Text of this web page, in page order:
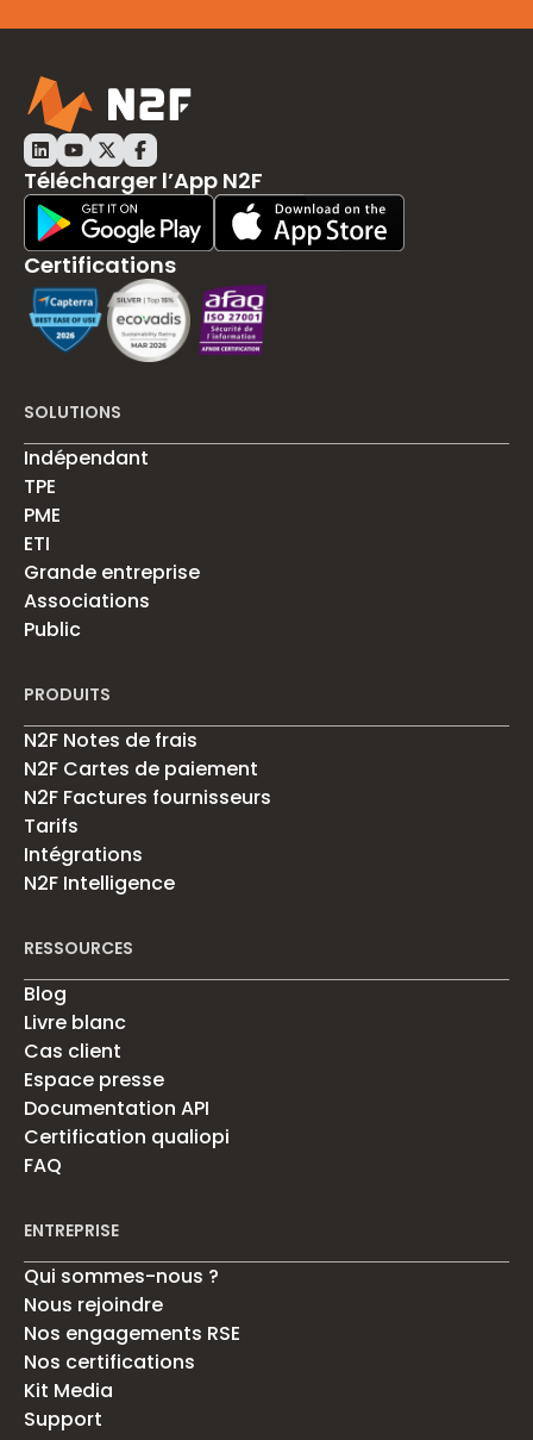
LinkedIn N2F
Youtube N2F
Twitter N2F
Facebook N2F
Télécharger l’App N2F
Play Store DownloadApp Store Download
Certifications
SOLUTIONS
Indépendant
TPE
PME
ETI
Grande entreprise
Associations
Public
PRODUITS
N2F Notes de frais
N2F Cartes de paiement
N2F Factures fournisseurs
Tarifs
Intégrations
N2F Intelligence
RESSOURCES
Blog
Livre blanc
Cas client
Espace presse
Documentation API
Certification qualiopi
FAQ
ENTREPRISE
Qui sommes-nous ?
Nous rejoindre
Nos engagements RSE
Nos certifications
Kit Media
Support